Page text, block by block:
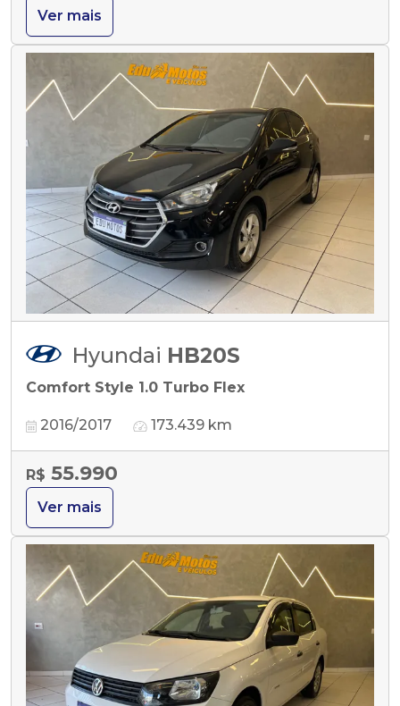
Ver mais
Hyundai HB20S
Comfort Style 1.0 Turbo Flex
2016/2017 173.439 km
R$ 55.990
Ver mais